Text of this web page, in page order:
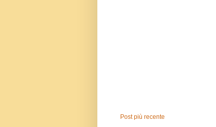
Post più recente